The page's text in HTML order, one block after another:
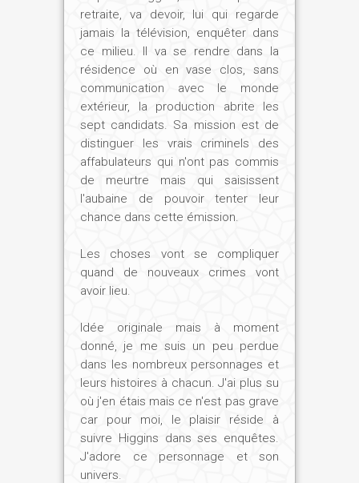
retraite, va devoir, lui qui regarde
jamais la télévision, enquêter dans
ce milieu. Il va se rendre dans la
résidence où en vase clos, sans
communication avec le monde
extérieur, la production abrite les
sept candidats. Sa mission est de
distinguer les vrais criminels des
affabulateurs qui n'ont pas commis
de meurtre mais qui saisissent
l'aubaine de pouvoir tenter leur
chance dans cette émission.
Les choses vont se compliquer
quand de nouveaux crimes vont
avoir lieu.
Idée originale mais à moment
donné, je me suis un peu perdue
dans les nombreux personnages et
leurs histoires à chacun. J'ai plus su
où j'en étais mais ce n'est pas grave
car pour moi, le plaisir réside à
suivre Higgins dans ses enquêtes.
J'adore ce personnage et son
univers.